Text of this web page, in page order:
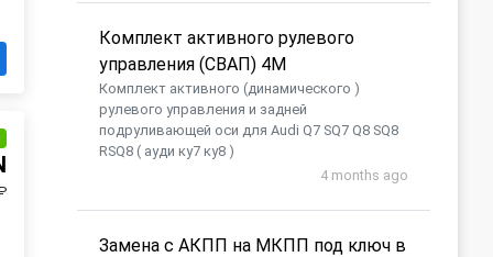
Комплект активного рулевого
управления (СВАП) 4M
Комплект активного (динамического )
рулевого управления и задней
подруливающей оси для Audi Q7 SQ7 Q8 SQ8
RSQ8 ( ауди ку7 ку8 )
4 months ago
Замена с АКПП на МКПП под ключ в